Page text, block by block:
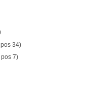
pos 34)
pos 7)